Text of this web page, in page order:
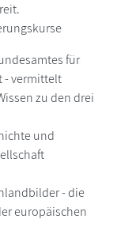
für
- vermittelt
zu den drei
und
- die
europäischen